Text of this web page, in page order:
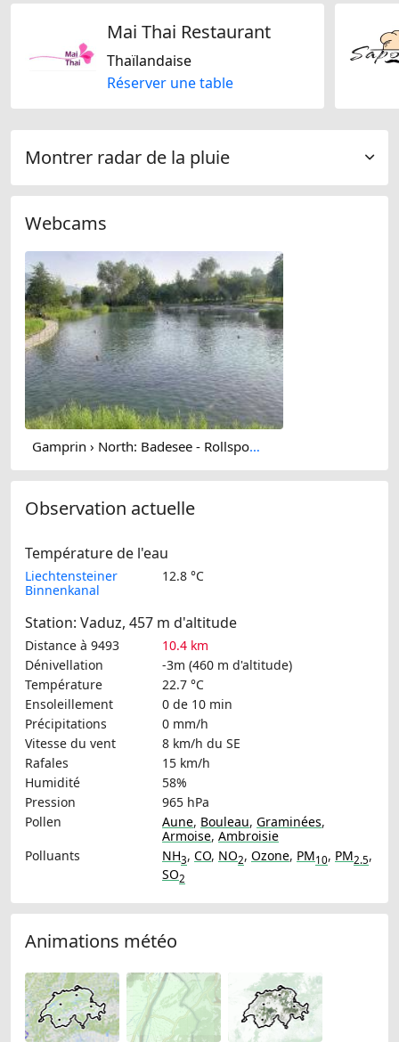
Mai Thai Restaurant
Thaïlandaise
Réserver une table
Montrer radar de la pluie
Webcams
Gamprin › North: Badesee - Rollsportplatz / Pumptrack
Observation actuelle
Température de l'eau
Liechtensteiner
Binnenkanal
12.8 °C
Station: Vaduz, 457 m d'altitude
Distance à 9493
10.4 km
Dénivellation
-3m (460 m d'altitude)
Température
22.7 °C
Ensoleillement
0 de 10 min
Précipitations
0 mm/h
Vitesse du vent
8 km/h du SE
Rafales
15 km/h
Humidité
58%
Pression
965 hPa
Pollen
Aune, Bouleau, Graminées,
Armoise, Ambroisie
Polluants
NH3, CO, NO2, Ozone, PM10, PM2.5,
SO2
Animations météo